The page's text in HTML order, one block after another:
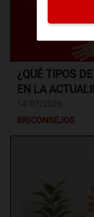
¿QUÉ TIPOS
EN LA
BRICONSEJOS